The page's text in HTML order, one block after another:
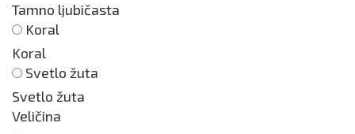
Tamno ljubičasta
Koral
Koral
Svetlo žuta
Svetlo žuta
Veličina